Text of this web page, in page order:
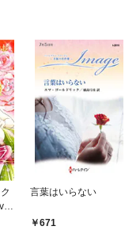
言葉はいらない
671